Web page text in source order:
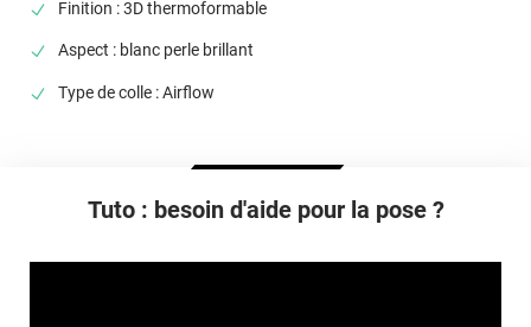
Finition : 3D thermoformable
Aspect : blanc perle brillant
Type de colle : Airflow
Tuto : besoin d'aide pour la pose ?